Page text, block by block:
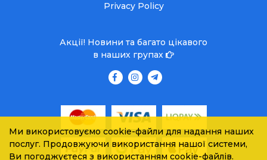
Privacy Policy
Акції! Новини та багато цікавого
в наших групах
Ми використовуємо cookie-файли для надання наших
послуг. Продовжуючи використання нашої системи,
Ви погоджуєтеся з використанням cookie-файлів.